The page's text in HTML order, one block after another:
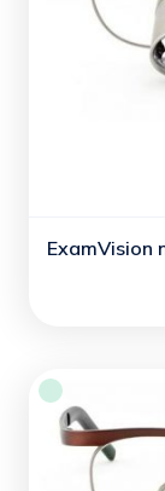
ExamVision